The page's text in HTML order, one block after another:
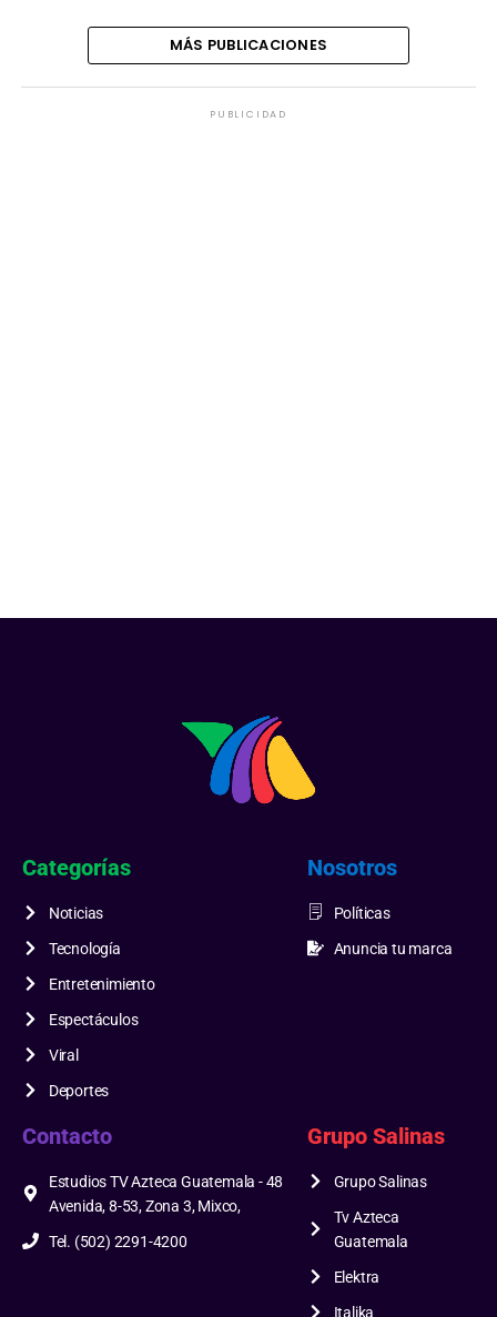
MÁS PUBLICACIONES
PUBLICIDAD
Categorías
Noticias
Tecnología
Entretenimiento
Espectáculos
Viral
Deportes
Nosotros
Políticas
Anuncia tu marca
Contacto
Estudios TV Azteca Guatemala - 48
Avenida, 8-53, Zona 3, Mixco,
Tel. (502) 2291-4200
Grupo Salinas
Grupo Salinas
Tv Azteca
Guatemala
Elektra
Italika